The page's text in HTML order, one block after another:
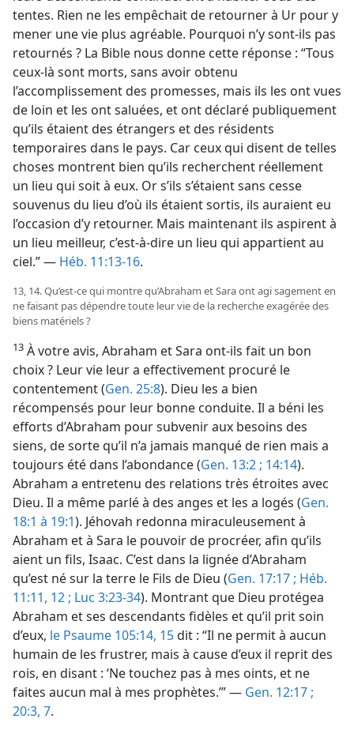
tentes. Rien ne les empêchait de retourner à Ur pour y
mener une vie plus agréable. Pourquoi n’y sont-​ils pas
retournés ? La Bible nous donne cette réponse : “Tous
ceux-là sont morts, sans avoir obtenu
l’accomplissement des promesses, mais ils les ont vues
de loin et les ont saluées, et ont déclaré publiquement
qu’ils étaient des étrangers et des résidents
temporaires dans le pays. Car ceux qui disent de telles
choses montrent bien qu’ils recherchent réellement
un lieu qui soit à eux. Or s’ils s’étaient sans cesse
souvenus du lieu d’où ils étaient sortis, ils auraient eu
l’occasion d’y retourner. Mais maintenant ils aspirent à
un lieu meilleur, c’est-à-dire un lieu qui appartient au
ciel.” — Héb. 11:13-16.
13, 14. Qu’est-​ce qui montre qu’Abraham et Sara ont agi sagement en
ne faisant pas dépendre toute leur vie de la recherche exagérée des
biens matériels ?
13 À votre avis, Abraham et Sara ont-​ils fait un bon
choix ? Leur vie leur a effectivement procuré le
contentement (Gen. 25:8). Dieu les a bien
récompensés pour leur bonne conduite. Il a béni les
efforts d’Abraham pour subvenir aux besoins des
siens, de sorte qu’il n’a jamais manqué de rien mais a
toujours été dans l’abondance (Gen. 13:2 ; 14:14).
Abraham a entretenu des relations très étroites avec
Dieu. Il a même parlé à des anges et les a logés (Gen.
18:1 à 19:1). Jéhovah redonna miraculeusement à
Abraham et à Sara le pouvoir de procréer, afin qu’ils
aient un fils, Isaac. C’est dans la lignée d’Abraham
qu’est né sur la terre le Fils de Dieu (Gen. 17:17 ; Héb.
11:11, 12 ; Luc 3:23-34). Montrant que Dieu protégea
Abraham et ses descendants fidèles et qu’il prit soin
d’eux, le Psaume 105:14, 15dit : “Il ne permit à aucun
humain de les frustrer, mais à cause d’eux il reprit des
rois, en disant : ‘Ne touchez pas à mes oints, et ne
faites aucun mal à mes prophètes.’” — Gen. 12:17 ;
20:3, 7.